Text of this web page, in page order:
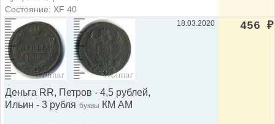
Состояние: XF 40
Деньга RR, Петров - 4,5 рублей,
Ильин - 3 рубля буквы КМ АМ
18.03.2020 456 ₽